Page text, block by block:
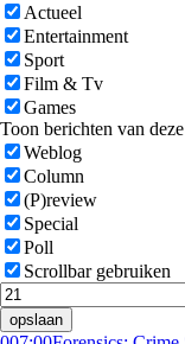
Actueel
Entertainment
Sport
Film & Tv
Games
Toon berichten van
Weblog
Column
(P)review
Special
Poll
Scrollbar gebruiken
opslaan